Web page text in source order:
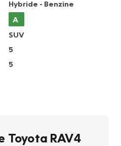
Hybride - Benzine
A
SUV
5
5
Toyota RAV4